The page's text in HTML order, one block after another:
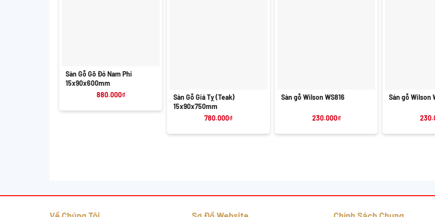
Sàn Gỗ Gõ Đỏ Nam Phi
15x90x600mm
880.000₫
Sàn Gỗ Giá Tỵ (Teak)
15x90x750mm
780.000₫
Sàn gỗ Wilson WS816
230.000₫
Sàn gỗ Wilson